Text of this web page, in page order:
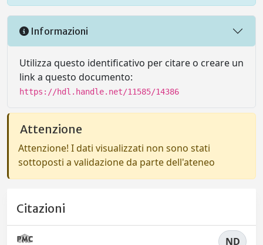
Informazioni
Utilizza questo identificativo per citare o creare un
link a questo documento:
https://hdl.handle.net/11585/14386
Attenzione
Attenzione! I dati visualizzati non sono stati
sottoposti a validazione da parte dell'ateneo
Citazioni
ND